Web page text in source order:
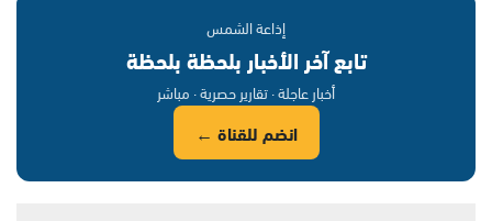
إذاعة الشمس
تابع آخر الأخبار بلحظة بلحظة
أخبار عاجلة · تقارير حصرية · مباشر
انضم للقناة ←